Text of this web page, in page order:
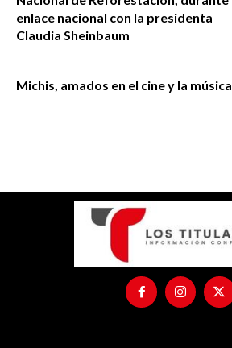
enlace nacional con la presidenta
Claudia Sheinbaum
Michis, amados en el cine y la música